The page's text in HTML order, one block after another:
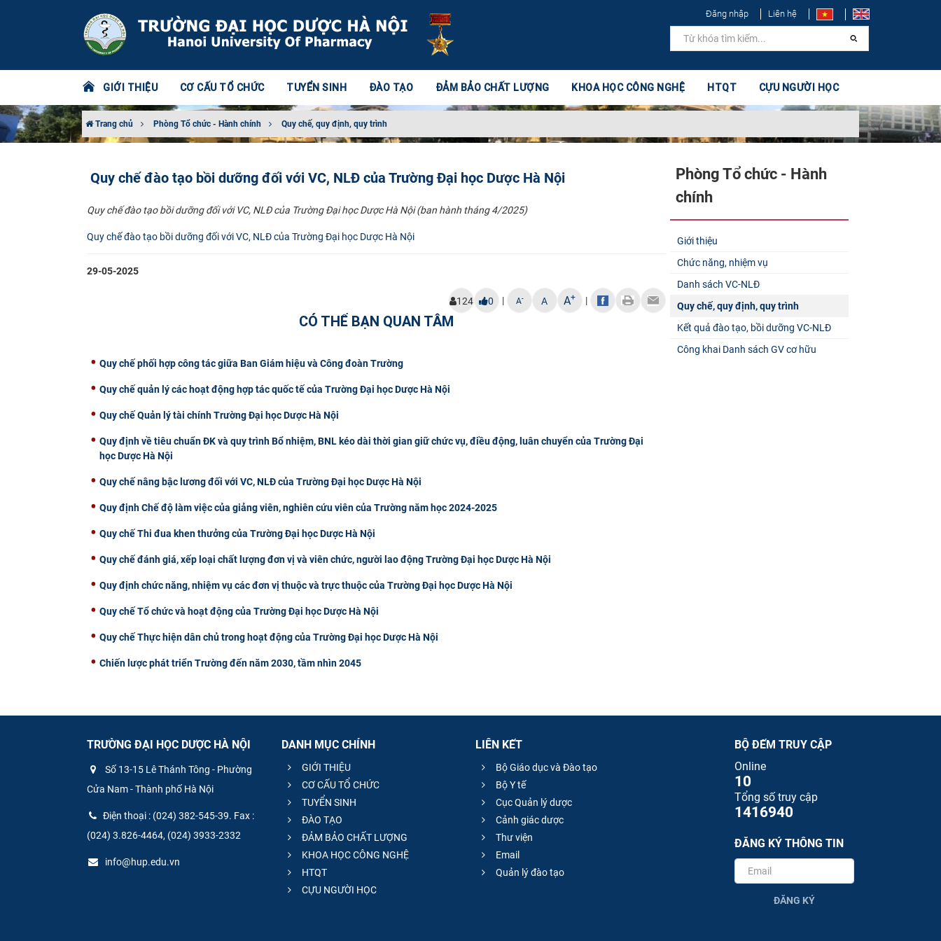
Đăng nhập Liên hệ
GIỚI THIỆU CƠ CẤU TỔ CHỨC TUYỂN SINH ĐÀO TẠO ĐẢM BẢO CHẤT LƯỢNG KHOA HỌC CÔNG NGHỆ HTQT CỰU NGƯỜI HỌC
Trang chủ Phòng Tổ chức - Hành chính Quy chế, quy định, quy trình
Quy chế đào tạo bồi dưỡng đối với VC, NLĐ của Trường Đại học Dược Hà Nội
Quy chế đào tạo bồi dưỡng đối với VC, NLĐ của Trường Đại học Dược Hà Nội (ban hành tháng 4/2025)
Quy chế đào tạo bồi dưỡng đối với VC, NLĐ của Trường Đại học Dược Hà Nội
29-05-2025
124 0 | A- A A+ |
CÓ THỂ BẠN QUAN TÂM
Quy chế phối hợp công tác giữa Ban Giám hiệu và Công đoàn Trường
Quy chế quản lý các hoạt động hợp tác quốc tế của Trường Đại học Dược Hà Nội
Quy chế Quản lý tài chính Trường Đại học Dược Hà Nội
Quy định về tiêu chuẩn ĐK và quy trình Bổ nhiệm, BNL kéo dài thời gian giữ chức vụ, điều động, luân chuyển của Trường Đại
học Dược Hà Nội
Quy chế nâng bậc lương đối với VC, NLĐ của Trường Đại học Dược Hà Nội
Quy định Chế độ làm việc của giảng viên, nghiên cứu viên của Trường năm học 2024-2025
Quy chế Thi đua khen thưởng của Trường Đại học Dược Hà Nội
Quy chế đánh giá, xếp loại chất lượng đơn vị và viên chức, người lao động Trường Đại học Dược Hà Nội
Quy định chức năng, nhiệm vụ các đơn vị thuộc và trực thuộc của Trường Đại học Dược Hà Nội
Quy chế Tổ chức và hoạt động của Trường Đại học Dược Hà Nội
Quy chế Thực hiện dân chủ trong hoạt động của Trường Đại học Dược Hà Nội
Chiến lược phát triển Trường đến năm 2030, tầm nhìn 2045
Phòng Tổ chức - Hành
chính
Giới thiệu
Chức năng, nhiệm vụ
Danh sách VC-NLĐ
Quy chế, quy định, quy trình
Kết quả đào tạo, bồi dưỡng VC-NLĐ
Công khai Danh sách GV cơ hữu
TRƯỜNG ĐẠI HỌC DƯỢC HÀ NỘI
Số 13-15 Lê Thánh Tông - Phường
Cửa Nam - Thành phố Hà Nội
Điện thoại : (024) 382-545-39. Fax :
(024) 3.826-4464, (024) 3933-2332
info@hup.edu.vn
DANH MỤC CHÍNH
GIỚI THIỆU
CƠ CẤU TỔ CHỨC
TUYỂN SINH
ĐÀO TẠO
ĐẢM BẢO CHẤT LƯỢNG
KHOA HỌC CÔNG NGHỆ
HTQT
CỰU NGƯỜI HỌC
LIÊN KẾT
Bộ Giáo dục và Đào tạo
Bộ Y tế
Cục Quản lý dược
Cảnh giác dược
Thư viện
Email
Quản lý đào tạo
BỘ ĐẾM TRUY CẬP
Online
10
Tổng số truy cập
1416940
ĐĂNG KÝ THÔNG TIN
ĐĂNG KÝ